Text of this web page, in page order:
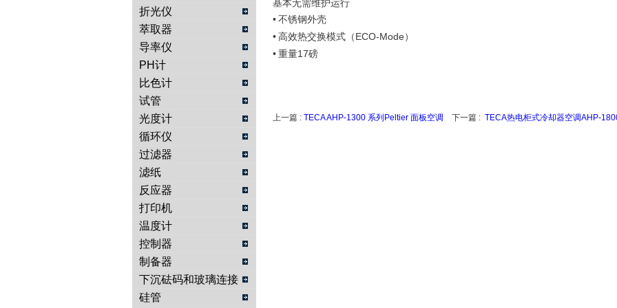
折光仪
萃取器
导率仪
PH计
比色计
试管
光度计
循环仪
过滤器
滤纸
反应器
打印机
温度计
控制器
制备器
下沉砝码和玻璃连接
物
硅管
基本无需维护运行
•不锈钢外壳
•高效热交换模式（ECO-Mode）
•重量17磅
上一篇 : TECA AHP-1300 系列Peltier 面板空调 下一篇 : TECA热电柜式冷却器空调AHP-